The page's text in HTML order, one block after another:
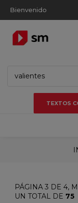
Bienvenido
TEXTOS
PÁGINA 3 DE 4,
UN TOTAL DE 75